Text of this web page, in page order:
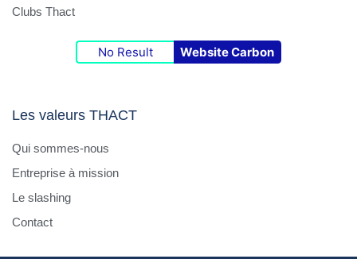
Clubs Thact
No Result Website Carbon
Les valeurs THACT
Qui sommes-nous
Entreprise à mission
Le slashing
Contact